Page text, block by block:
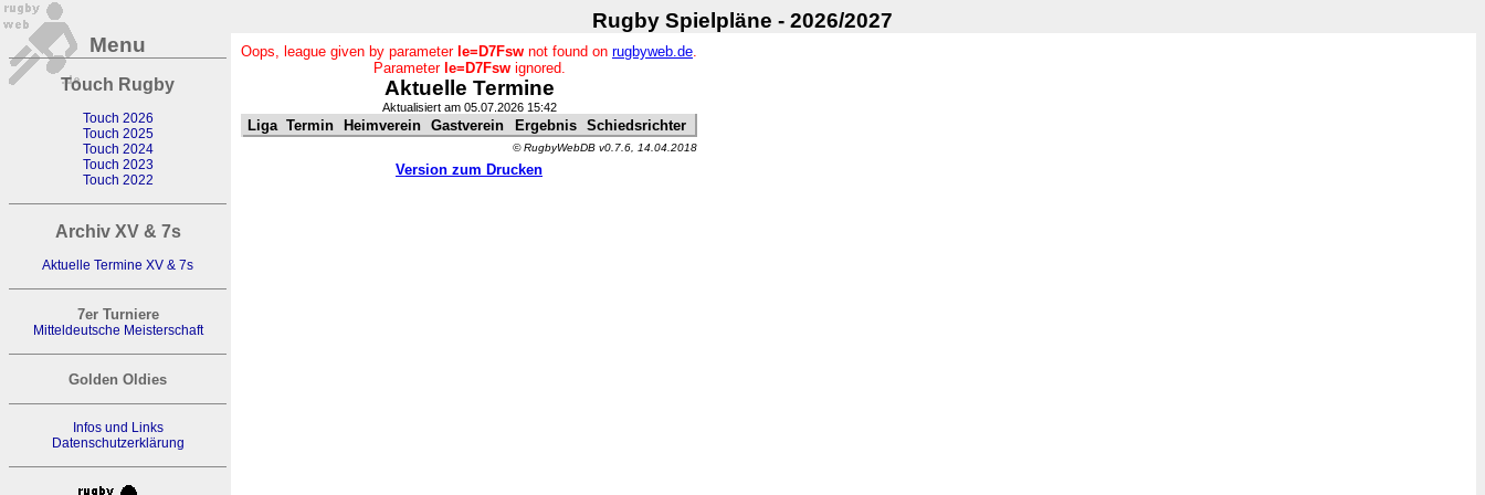
Rugby Spielpläne - 2026/2027
Menu
Touch Rugby
Touch 2026
Touch 2025
Touch 2024
Touch 2023
Touch 2022
Archiv XV & 7s
Aktuelle Termine XV & 7s
7er Turniere
Mitteldeutsche Meisterschaft
Golden Oldies
Infos und Links
Datenschutzerklärung
Oops, league given by parameter le=D7Fsw not found on rugbyweb.de.
Parameter le=D7Fswignored.
Aktuelle Termine
Aktualisiert am 05.07.2026 15:42
Liga Termin Heimverein Gastverein Ergebnis Schiedsrichter
© RugbyWebDB v0.7.6, 14.04.2018
Version zum Drucken